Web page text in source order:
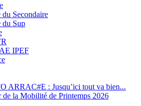
du Secondaire
du Sup
IPEF
ARRAC#E : Jusqu’ici tout va bien...
de la Mobilité de Printemps 2026